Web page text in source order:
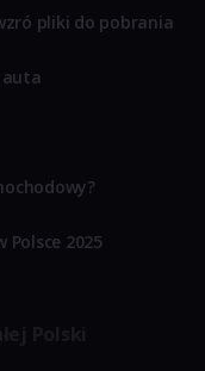
pliki do pobrania
auta
2025